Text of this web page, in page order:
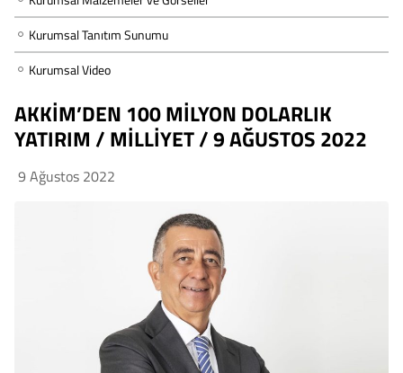
Kurumsal Tanıtım Sunumu
Kurumsal Video
AKKİM’DEN 100 MİLYON DOLARLIK
YATIRIM / MİLLİYET / 9 AĞUSTOS 2022
9 Ağustos 2022